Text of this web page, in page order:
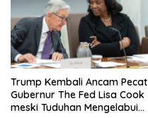
Trump Kembali Ancam Pecat
Gubernur The Fed Lisa Cook
meski Tuduhan Mengelabui